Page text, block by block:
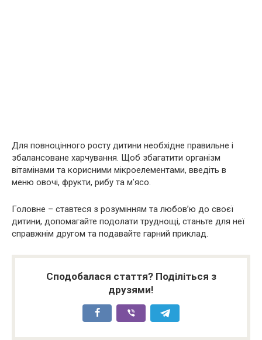
Для повноцінного росту дитини необхідне правильне і
збалансоване харчування. Щоб збагатити організм
вітамінами та корисними мікроелементами, введіть в
меню овочі, фрукти, рибу та м’ясо.
Головне – ставтеся з розумінням та любов’ю до своєї
дитини, допомагайте подолати труднощі, станьте для неї
справжнім другом та подавайте гарний приклад.
Сподобалася стаття? Поділіться з
друзями!